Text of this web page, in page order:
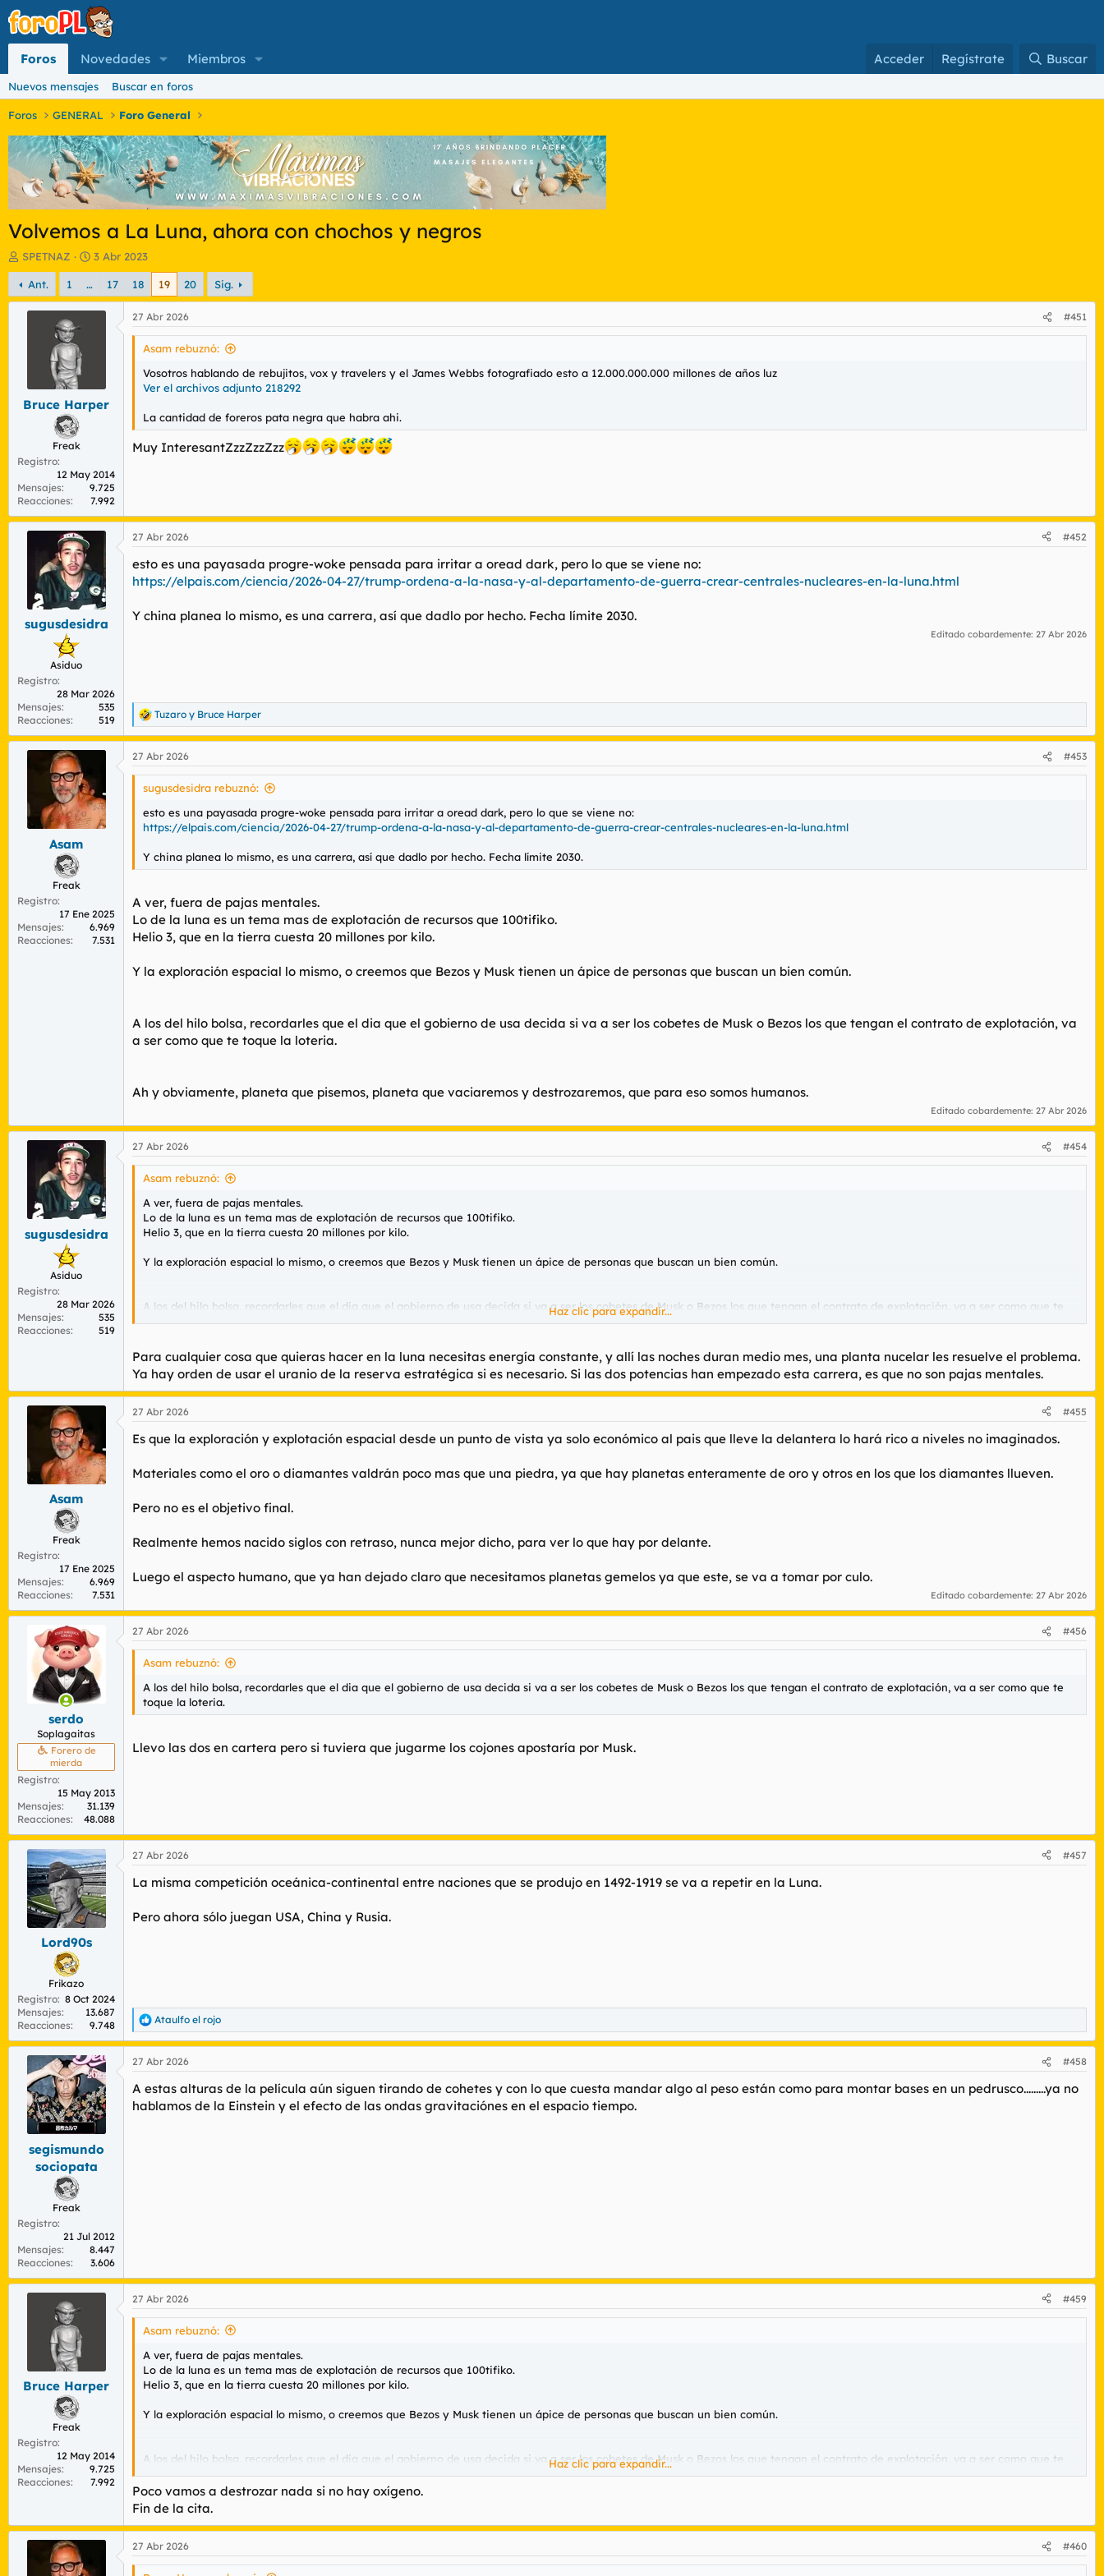
Foros Novedades Miembros Acceder Regístrate Buscar
Nuevos mensajes Buscar en foros
Foros GENERAL Foro General
Volvemos a La Luna, ahora con chochos y negros
I
n
i
c
d
e
m
SPETNAZ
F
e
h
a
i
c
3 Abr 2023
Ant. 1 … 17 18 19 20 Sig.
Bruce Harper
Freak
Registro
12 May 2014
Mensajes
9.725
Reacciones
7.992
27 Abr 2026 #451
Asam rebuznó:
Vosotros hablando de rebujitos, vox y travelers y el James Webbs fotografiado esto a 12.000.000.000 millones de años luz
Ver el archivos adjunto 218292
La cantidad de foreros pata negra que habra ahi.
Muy InteresantZzzZzzZzz
sugusdesidra
Asiduo
Registro
28 Mar 2026
Mensajes
535
Reacciones
519
27 Abr 2026 #452
esto es una payasada progre-woke pensada para irritar a oread dark, pero lo que se viene no:
https://elpais.com/ciencia/2026-04-27/trump-ordena-a-la-nasa-y-al-departamento-de-guerra-crear-centrales-nucleares-en-la-luna.html
Y china planea lo mismo, es una carrera, así que dadlo por hecho. Fecha límite 2030.
Editado cobardemente: 27 Abr 2026
R
e
a
c
c
n
Tuzaro y Bruce Harper
Asam
Freak
Registro
17 Ene 2025
Mensajes
6.969
Reacciones
7.531
27 Abr 2026 #453
sugusdesidra rebuznó:
esto es una payasada progre-woke pensada para irritar a oread dark, pero lo que se viene no:
https://elpais.com/ciencia/2026-04-27/trump-ordena-a-la-nasa-y-al-departamento-de-guerra-crear-centrales-nucleares-en-la-luna.html
Y china planea lo mismo, es una carrera, así que dadlo por hecho. Fecha límite 2030.
A ver, fuera de pajas mentales.
Lo de la luna es un tema mas de explotación de recursos que 100tifiko.
Helio 3, que en la tierra cuesta 20 millones por kilo.
Y la exploración espacial lo mismo, o creemos que Bezos y Musk tienen un ápice de personas que buscan un bien común.
A los del hilo bolsa, recordarles que el dia que el gobierno de usa decida si va a ser los cobetes de Musk o Bezos los que tengan el contrato de explotación, va
a ser como que te toque la loteria.
Ah y obviamente, planeta que pisemos, planeta que vaciaremos y destrozaremos, que para eso somos humanos.
Editado cobardemente: 27 Abr 2026
sugusdesidra
Asiduo
Registro
28 Mar 2026
Mensajes
535
Reacciones
519
27 Abr 2026 #454
Asam rebuznó:
A ver, fuera de pajas mentales.
Lo de la luna es un tema mas de explotación de recursos que 100tifiko.
Helio 3, que en la tierra cuesta 20 millones por kilo.
Y la exploración espacial lo mismo, o creemos que Bezos y Musk tienen un ápice de personas que buscan un bien común.
A los del hilo bolsa, recordarles que el dia que el gobierno de usa decida si va a ser los cobetes de Musk o Bezos los que tengan el contrato de explotación, va a ser como que te
toque la loteria.
Ah y obviamente, planeta que pisemos, planeta que vaciaremos y destrozaremos, que para eso somos humanos.
Haz clic para expandir...
Para cualquier cosa que quieras hacer en la luna necesitas energía constante, y allí las noches duran medio mes, una planta nucelar les resuelve el problema.
Ya hay orden de usar el uranio de la reserva estratégica si es necesario. Si las dos potencias han empezado esta carrera, es que no son pajas mentales.
Asam
Freak
Registro
17 Ene 2025
Mensajes
6.969
Reacciones
7.531
27 Abr 2026 #455
Es que la exploración y explotación espacial desde un punto de vista ya solo económico al pais que lleve la delantera lo hará rico a niveles no imaginados.
Materiales como el oro o diamantes valdrán poco mas que una piedra, ya que hay planetas enteramente de oro y otros en los que los diamantes llueven.
Pero no es el objetivo final.
Realmente hemos nacido siglos con retraso, nunca mejor dicho, para ver lo que hay por delante.
Luego el aspecto humano, que ya han dejado claro que necesitamos planetas gemelos ya que este, se va a tomar por culo.
Editado cobardemente: 27 Abr 2026
serdo
Soplagaitas
Forero de
mierda
Registro
15 May 2013
Mensajes
31.139
Reacciones
48.088
27 Abr 2026 #456
Asam rebuznó:
A los del hilo bolsa, recordarles que el dia que el gobierno de usa decida si va a ser los cobetes de Musk o Bezos los que tengan el contrato de explotación, va a ser como que te
toque la loteria.
Llevo las dos en cartera pero si tuviera que jugarme los cojones apostaría por Musk.
Lord90s
Frikazo
Registro 8 Oct 2024
Mensajes
13.687
Reacciones
9.748
27 Abr 2026 #457
La misma competición oceánica-continental entre naciones que se produjo en 1492-1919 se va a repetir en la Luna.
Pero ahora sólo juegan USA, China y Rusia.
R
e
a
c
i
o
Ataulfo el rojo
segismundo
sociopata
Freak
Registro
21 Jul 2012
Mensajes
8.447
Reacciones
3.606
27 Abr 2026 #458
A estas alturas de la película aún siguen tirando de cohetes y con lo que cuesta mandar algo al peso están como para montar bases en un pedrusco.........ya no
hablamos de la Einstein y el efecto de las ondas gravitaciónes en el espacio tiempo.
Bruce Harper
Freak
Registro
12 May 2014
Mensajes
9.725
Reacciones
7.992
27 Abr 2026 #459
Asam rebuznó:
A ver, fuera de pajas mentales.
Lo de la luna es un tema mas de explotación de recursos que 100tifiko.
Helio 3, que en la tierra cuesta 20 millones por kilo.
Y la exploración espacial lo mismo, o creemos que Bezos y Musk tienen un ápice de personas que buscan un bien común.
A los del hilo bolsa, recordarles que el dia que el gobierno de usa decida si va a ser los cobetes de Musk o Bezos los que tengan el contrato de explotación, va a ser como que te
toque la loteria.
Ah y obviamente, planeta que pisemos, planeta que vaciaremos y destrozaremos, que para eso somos humanos.
Haz clic para expandir...
Poco vamos a destrozar nada si no hay oxígeno.
Fin de la cita.
27 Abr 2026 #460